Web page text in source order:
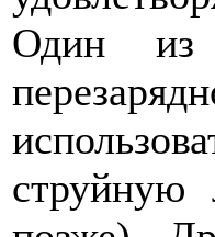
Один из
струйную